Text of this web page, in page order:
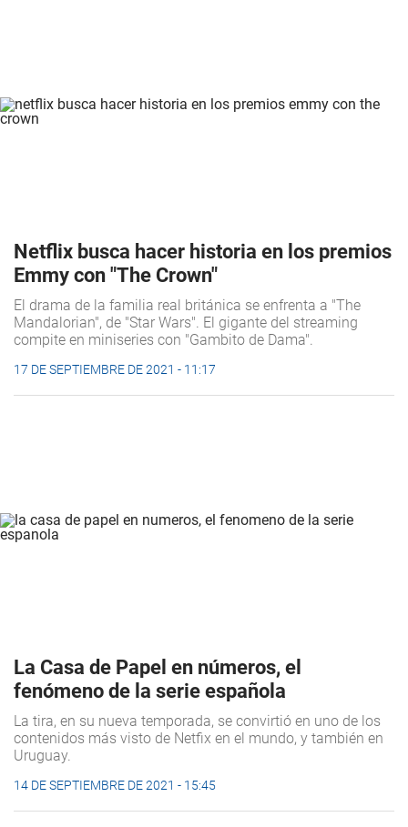
Netflix busca hacer historia en los premios
Emmy con "The Crown"
El drama de la familia real británica se enfrenta a "The
Mandalorian", de "Star Wars". El gigante del streaming
compite en miniseries con "Gambito de Dama".
17 DE SEPTIEMBRE DE 2021 - 11:17
La Casa de Papel en números, el
fenómeno de la serie española
La tira, en su nueva temporada, se convirtió en uno de los
contenidos más visto de Netfix en el mundo, y también en
Uruguay.
14 DE SEPTIEMBRE DE 2021 - 15:45